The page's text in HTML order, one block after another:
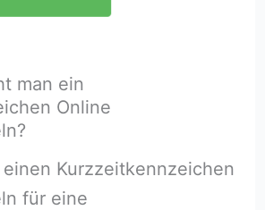
man ein
Online
Kurzzeitkennzeichen
für eine